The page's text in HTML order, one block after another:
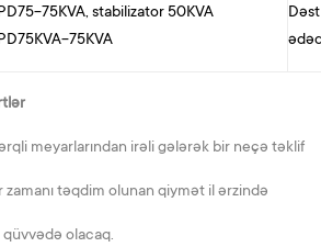
75KVA, stabilizator 50KVA
Dəst
75KVA
meyarlarından irəli gələrək bir neçə təklif
təqdim olunan qiymət il ərzində
olacaq.